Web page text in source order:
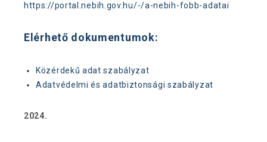
https://portal.nebih.gov.hu/-/a-nebih-fobb-adatai
Elérhető dokumentumok:
Közérdekű adat szabályzat
Adatvédelmi és adatbiztonsági szabályzat
2024.